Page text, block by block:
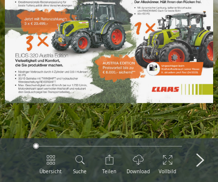
Übersicht Suche Teilen Download Vollbild